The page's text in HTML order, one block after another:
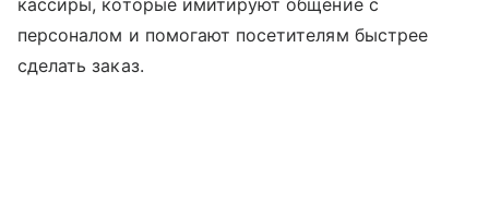
кассиры, которые имитируют общение с
персоналом и помогают посетителям быстрее
сделать заказ.